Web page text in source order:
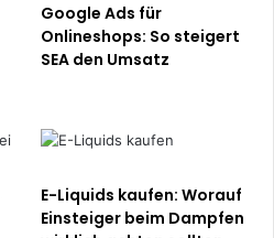
Google Ads für
Onlineshops: So steigert
SEA den Umsatz
E-Liquids kaufen: Worauf
Einsteiger beim Dampfen